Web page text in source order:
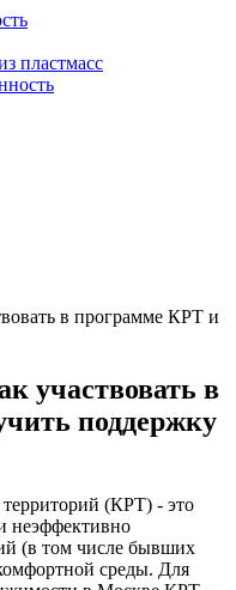
пластмасс
в программе КРТ и
участвовать в
поддержку
(КРТ) - это
неэффективно
(в том числе бывших
среды. Для